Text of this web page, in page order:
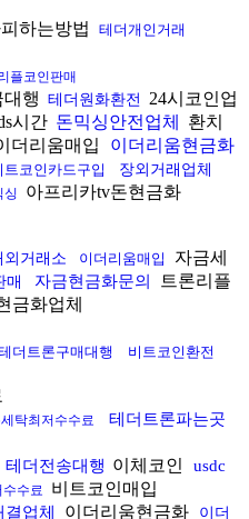
하는방법 테더개인거래
플코인판매
행 테더원화환전
24시코인업
시간 돈믹싱안전업체
환치
더리움매입
이더리움현금화
트코인카드구입
장외거래업체
싱 아프리카tv돈현금화
외거래소 이더리움매입
자금세
매 자금현금화문의
트론리플
금화업체
더트론구매대행 비트코인환전
탁최저수수료 테더트론파는곳
테더전송대행 이체코인
usdc
수료
비트코인매입
업체 이더리움현금화
이더